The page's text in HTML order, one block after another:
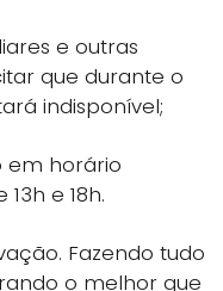
e outras
que durante o
indisponível;
em horário
e 18h.
Fazendo tudo
o melhor que